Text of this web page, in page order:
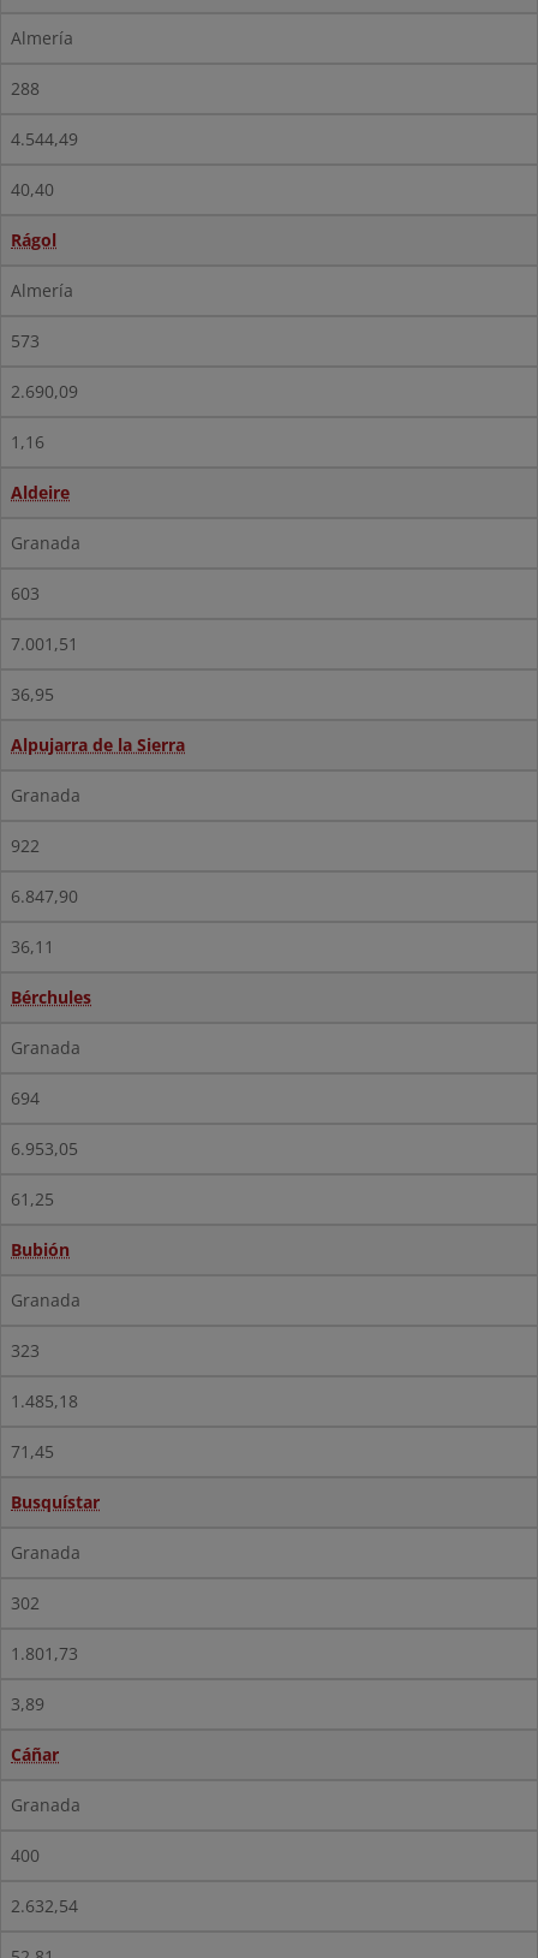
Almería
288
4.544,49
40,40
Rágol
Almería
573
2.690,09
1,16
Aldeire
Granada
603
7.001,51
36,95
Alpujarra de la Sierra
Granada
922
6.847,90
36,11
Bérchules
Granada
694
6.953,05
61,25
Bubión
Granada
323
1.485,18
71,45
Busquístar
Granada
302
1.801,73
3,89
Cáñar
Granada
400
2.632,54